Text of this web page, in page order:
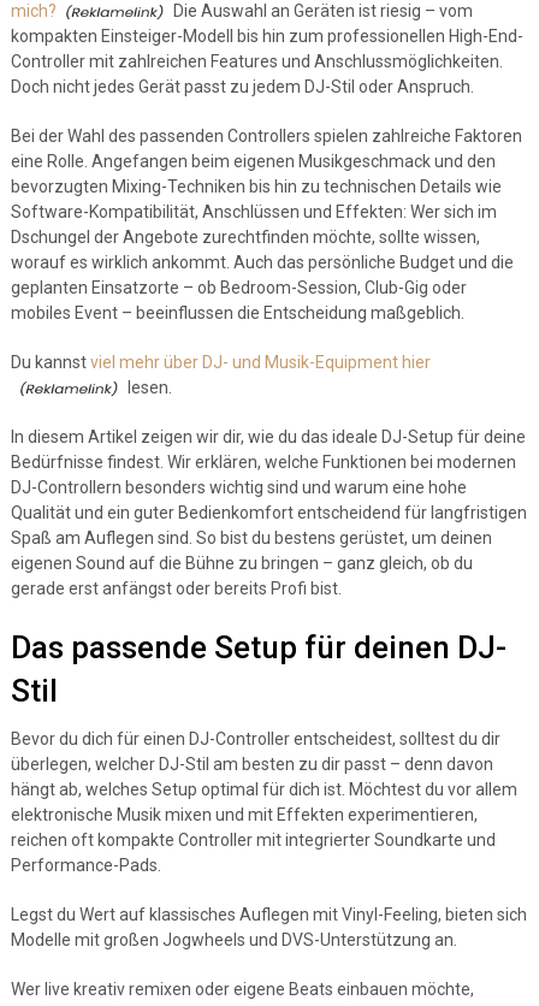
mich?
Die Auswahl an Geräten ist riesig – vom
kompakten Einsteiger-Modell bis hin zum professionellen High-End-
Controller mit zahlreichen Features und Anschlussmöglichkeiten.
Doch nicht jedes Gerät passt zu jedem DJ-Stil oder Anspruch.
Bei der Wahl des passenden Controllers spielen zahlreiche Faktoren
eine Rolle. Angefangen beim eigenen Musikgeschmack und den
bevorzugten Mixing-Techniken bis hin zu technischen Details wie
Software-Kompatibilität, Anschlüssen und Effekten: Wer sich im
Dschungel der Angebote zurechtfinden möchte, sollte wissen,
worauf es wirklich ankommt. Auch das persönliche Budget und die
geplanten Einsatzorte – ob Bedroom-Session, Club-Gig oder
mobiles Event – beeinflussen die Entscheidung maßgeblich.
Du kannstviel mehr über DJ- und Musik-Equipment hier
lesen.
In diesem Artikel zeigen wir dir, wie du das ideale DJ-Setup für deine
Bedürfnisse findest. Wir erklären, welche Funktionen bei modernen
DJ-Controllern besonders wichtig sind und warum eine hohe
Qualität und ein guter Bedienkomfort entscheidend für langfristigen
Spaß am Auflegen sind. So bist du bestens gerüstet, um deinen
eigenen Sound auf die Bühne zu bringen – ganz gleich, ob du
gerade erst anfängst oder bereits Profi bist.
Das passende Setup für deinen DJ-
Stil
Bevor du dich für einen DJ-Controller entscheidest, solltest du dir
überlegen, welcher DJ-Stil am besten zu dir passt – denn davon
hängt ab, welches Setup optimal für dich ist. Möchtest du vor allem
elektronische Musik mixen und mit Effekten experimentieren,
reichen oft kompakte Controller mit integrierter Soundkarte und
Performance-Pads.
Legst du Wert auf klassisches Auflegen mit Vinyl-Feeling, bieten sich
Modelle mit großen Jogwheels und DVS-Unterstützung an.
Wer live kreativ remixen oder eigene Beats einbauen möchte,